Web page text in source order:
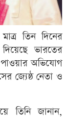
তিন দিনের
ভারতের
পাওয়ার অভিযোগ
জ্যেষ্ঠ নেতা ও
তিনি জানান,